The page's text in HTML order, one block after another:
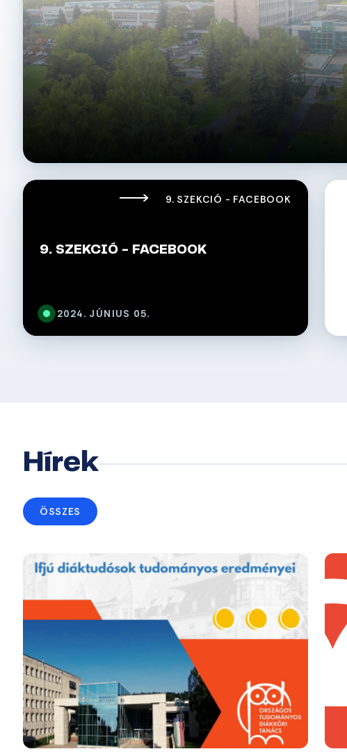
9. SZEKCIÓ - FACEBOOK
9. SZEKCIÓ - FACEBOOK
2024. JÚNIUS 05.
Hírek
ÖSSZES